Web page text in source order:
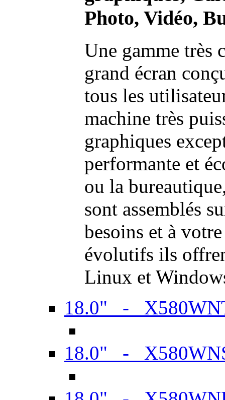
Photo, Vidéo,
Une gamme très
grand écran
tous les
machine très
graphiques
performante et
ou la
sont assemblés
besoins et à
évolutifs ils
Linux et
18.0" -
18.0" -